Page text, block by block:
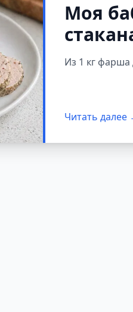
Моя
Из 1 кг фарша
Читать далее